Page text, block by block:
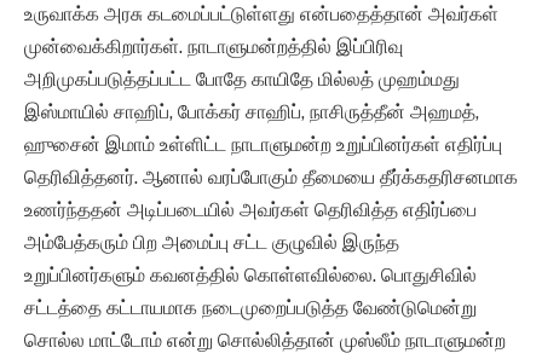
உருவாக்க அரசு கடமைப்பட்டுள்ளது என்பதைத்தான் அவர்கள்
முன்வைக்கிறார்கள். நாடாளுமன்றத்தில் இப்பிரிவு
அறிமுகப்படுத்தப்பட்ட போதே காயிதே மில்லத் முஹம்மது
இஸ்மாயில் சாஹிப், போக்கர் சாஹிப், நாசிருத்தீன் அஹமத்,
ஹுசைன் இமாம் உள்ளிட்ட நாடாளுமன்ற உறுப்பினர்கள் எதிர்ப்பு
தெரிவித்தனர். ஆனால் வரப்போகும் தீமையை தீர்க்கதரிசனமாக
உணர்ந்ததன் அடிப்படையில் அவர்கள் தெரிவித்த எதிர்ப்பை
அம்பேத்கரும் பிற அமைப்பு சட்ட குழுவில் இருந்த
உறுப்பினர்களும் கவனத்தில் கொள்ளவில்லை. பொதுசிவில்
சட்டத்தை கட்டாயமாக நடைமுறைப்படுத்த வேண்டுமென்று
சொல்ல மாட்டோம் என்று சொல்லித்தான் முஸ்லீம் நாடாளுமன்ற